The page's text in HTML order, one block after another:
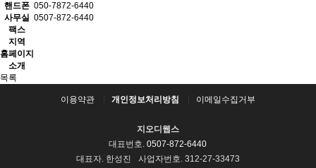
핸드폰 050-7872-6440
사무실 0507-872-6440
팩스
지역
홈페이지
소개
목록
이용약관 개인정보처리방침 이메일수집거부
지오디웹스
대표번호.0507-872-6440
대표자. 한성진
사업자번호. 312-27-33473